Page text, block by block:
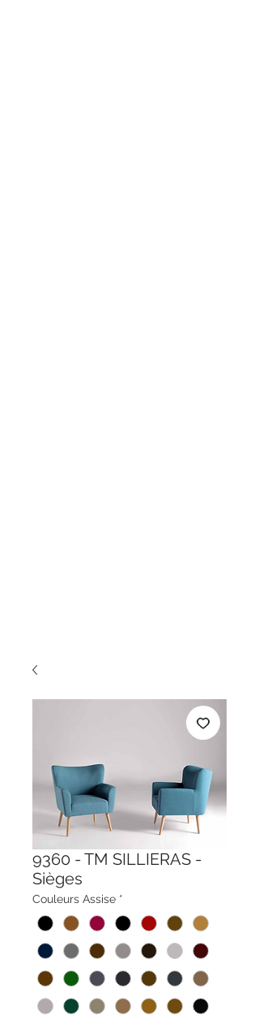
9360 - TM SILLIERAS -
Sièges
Couleurs Assise *